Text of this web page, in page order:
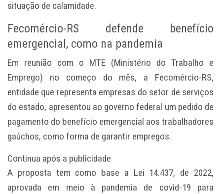
situação de calamidade.
Fecomércio-RS defende benefício
emergencial, como na pandemia
Em reunião com o MTE (Ministério do Trabalho e
Emprego) no começo do mês, a Fecomércio-RS,
entidade que representa empresas do setor de serviços
do estado, apresentou ao governo federal um pedido de
pagamento do benefício emergencial aos trabalhadores
gaúchos, como forma de garantir empregos.
Continua após a publicidade
A proposta tem como base a Lei 14.437, de 2022,
aprovada em meio à pandemia de covid-19 para